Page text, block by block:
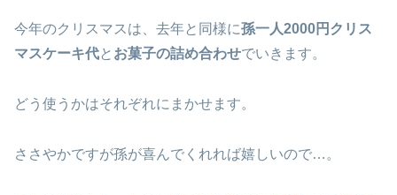
今年のクリスマスは、去年と同様に孫一人2000円クリス
マスケーキ代と お菓子の詰め合わせでいきます。
どう使うかはそれぞれにまかせます。
ささやかですが孫が喜んでくれれば嬉しいので…。